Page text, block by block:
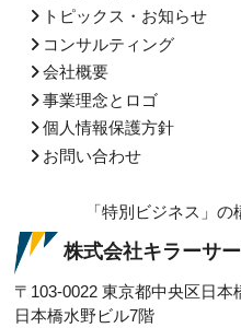
トピックス・お知らせ
コンサルティング
会社概要
事業理念とロゴ
個人情報保護方針
お問い合わせ
「特別ビジネス」
株式会社キラーサ
〒103-0022 東京都中央区日本
日本橋水野ビル7階